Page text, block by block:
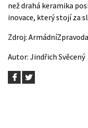
než drahá keramika
inovace, který stojí za
Zdroj:
Autor: Jindřich Svěcený